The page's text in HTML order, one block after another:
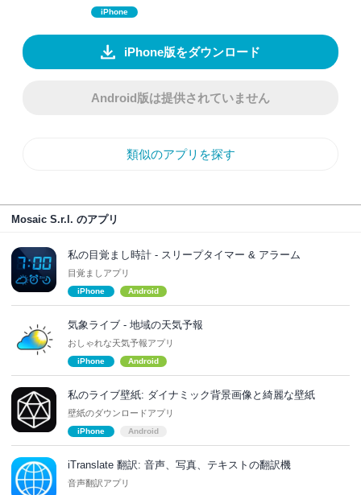
iPhone
iPhone版をダウンロード
Android版は提供されていません
類似のアプリを探す
Mosaic S.r.l. のアプリ
私の目覚まし時計 - スリープタイマー & アラーム
目覚ましアプリ
iPhone Android
気象ライブ - 地域の天気予報
おしゃれな天気予報アプリ
iPhone Android
私のライブ壁紙: ダイナミック背景画像と綺麗な壁紙
壁紙のダウンロードアプリ
iPhone Android
iTranslate 翻訳: 音声、写真、テキストの翻訳機
音声翻訳アプリ